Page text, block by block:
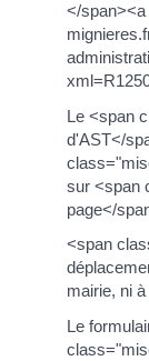
</
Le <span
d'AST</
sur <span
page</
<span
mairie, ni
Le